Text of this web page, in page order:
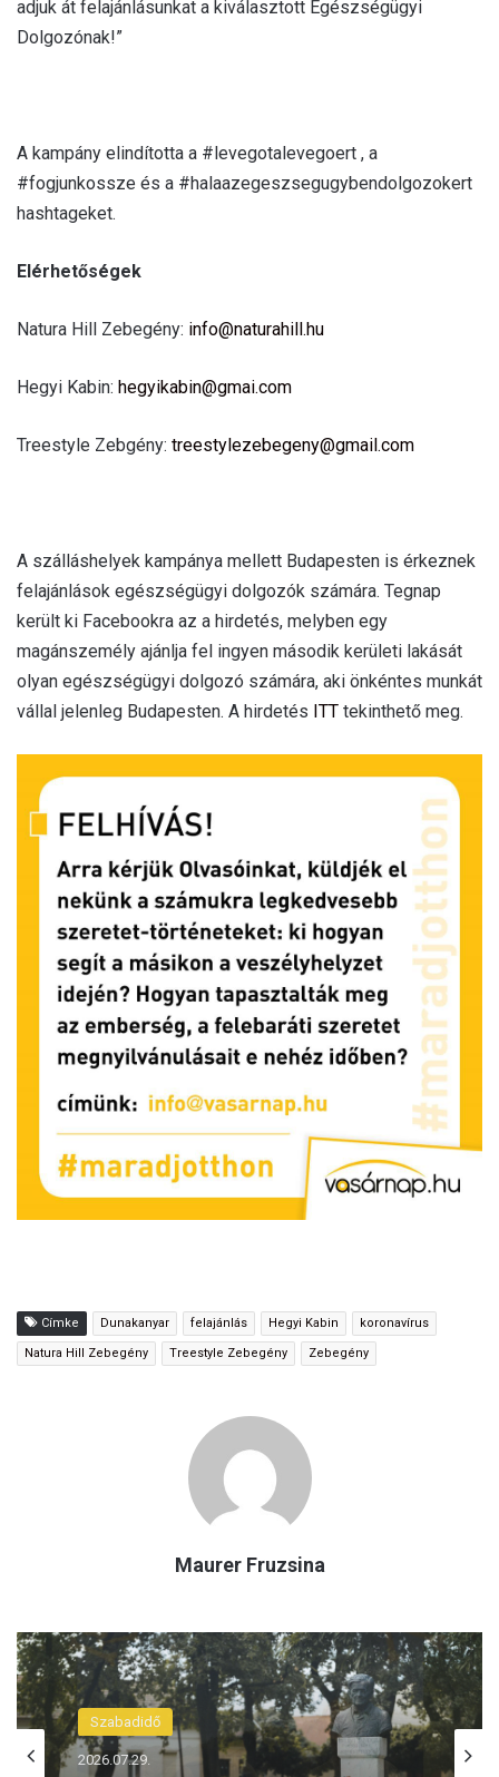
adjuk át felajánlásunkat a kiválasztott Egészségügyi
Dolgozónak!”
A kampány elindította a #levegotalevegoert , a
#fogjunkossze és a #halaazegeszsegugybendolgozokert
hashtageket.
Elérhetőségek
Natura Hill Zebegény: info@naturahill.hu
Hegyi Kabin: hegyikabin@gmai.com
Treestyle Zebgény: treestylezebegeny@gmail.com
A szálláshelyek kampánya mellett Budapesten is érkeznek
felajánlások egészségügyi dolgozók számára. Tegnap
került ki Facebookra az a hirdetés, melyben egy
magánszemély ajánlja fel ingyen második kerületi lakását
olyan egészségügyi dolgozó számára, aki önkéntes munkát
vállal jelenleg Budapesten. A hirdetés ITT tekinthető meg.
Címke Dunakanyar felajánlás Hegyi Kabin koronavírus
Natura Hill Zebegény Treestyle Zebegény Zebegény
Maurer Fruzsina
Ajánló